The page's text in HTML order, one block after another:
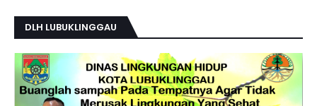
DLH LUBUKLINGGAU